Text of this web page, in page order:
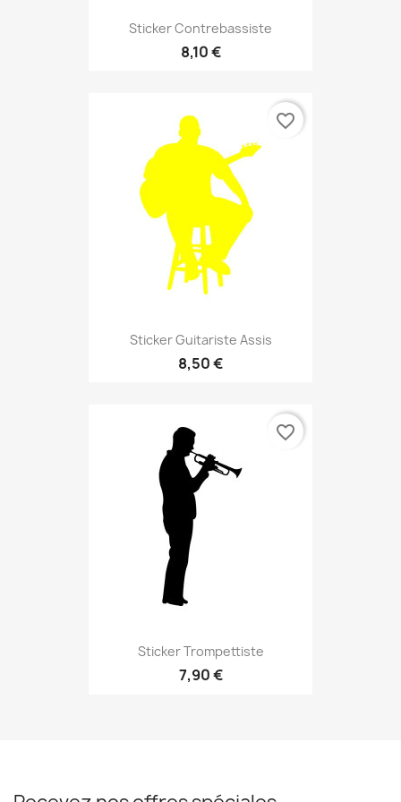
Sticker Contrebassiste
8,10 €
Sticker Guitariste Assis
8,50 €
favorite_border
Sticker Trompettiste
7,90 €
favorite_border